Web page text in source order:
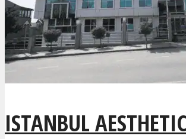
ISTANBUL